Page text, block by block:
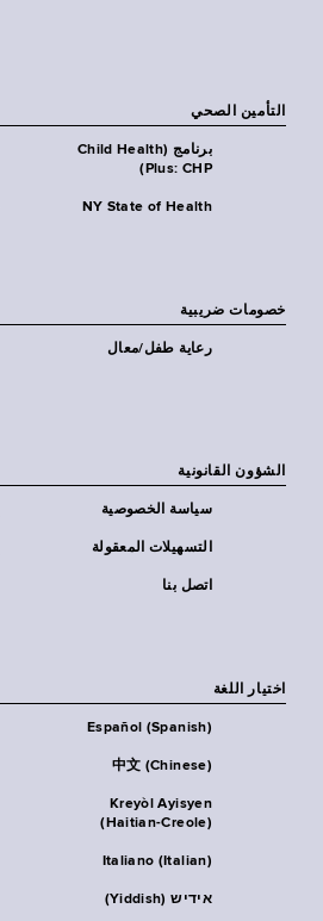
التأمين الصحي
برنامج (Child Health
Plus: CHP)
NY State of Health
خصومات ضريبية
رعاية طفل/معال
الشؤون القانونية
سياسة الخصوصية
التسهيلات المعقولة
اتصل بنا
اختيار اللغة
Español (Spanish)
中文 (Chinese)
Kreyòl Ayisyen
(Haitian-Creole)
Italiano (Italian)
אידיש (Yiddish)